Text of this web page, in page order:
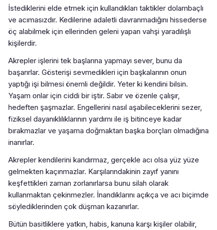
İstediklerini elde etmek için kullandıkları taktikler dolambaçlı
ve acımasızdır. Kedilerine adaletli davranmadığını hissederse
öç alabilmek için ellerinden geleni yapan vahşi yaradılışlı
kişilerdir.
Akrepler işlerini tek başlarına yapmayı sever, bunu da
başarırlar. Gösterişi sevmedikleri için başkalarının onun
yaptığı işi bilmesi önemli değildir. Yeter ki kendini bilsin.
Yaşam onlar için ciddi bir iştir. Sabır ve özenle çalışır,
hedeften şaşmazlar. Engellerini nasıl aşabileceklerini sezer,
fiziksel dayanıklılıklarının yardımı ile iş bitinceye kadar
bırakmazlar ve yaşama doğmaktan başka borçları olmadığına
inanırlar.
Akrepler kendilerini kandırmaz, gerçekle acı olsa yüz yüze
gelmekten kaçınmazlar. Karşılarındakinin zayıf yanını
keşfettikleri zaman zorlanırlarsa bunu silah olarak
kullanmaktan çekinmezler. İnandıklarını açıkça ve acı biçimde
söylediklerinden çok düşman kazanırlar.
Bütün basitliklere yatkın, habis, kanuna karşı kişiler olabilir,